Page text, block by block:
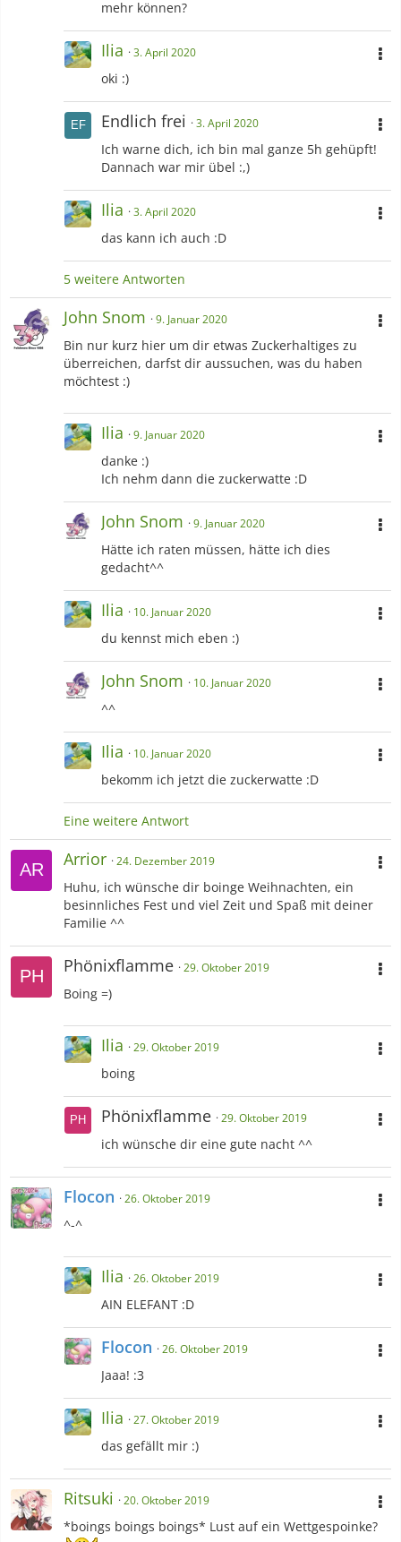
mehr können?
Ilia 3. April 2020
oki :)
Endlich frei 3. April 2020
Ich warne dich, ich bin mal ganze 5h gehüpft!
Dannach war mir übel :,)
Ilia 3. April 2020
das kann ich auch :D
5 weitere Antworten
John Snom 9. Januar 2020
Bin nur kurz hier um dir etwas Zuckerhaltiges zu
überreichen, darfst dir aussuchen, was du haben
möchtest :)
Ilia 9. Januar 2020
danke :)
Ich nehm dann die zuckerwatte :D
John Snom 9. Januar 2020
Hätte ich raten müssen, hätte ich dies
gedacht^^
Ilia 10. Januar 2020
du kennst mich eben :)
John Snom 10. Januar 2020
^^
Ilia 10. Januar 2020
bekomm ich jetzt die zuckerwatte :D
Eine weitere Antwort
Arrior 24. Dezember 2019
Huhu, ich wünsche dir boinge Weihnachten, ein
besinnliches Fest und viel Zeit und Spaß mit deiner
Familie ^^
Phönixflamme 29. Oktober 2019
Boing =)
Ilia 29. Oktober 2019
boing
Phönixflamme 29. Oktober 2019
ich wünsche dir eine gute nacht ^^
Flocon 26. Oktober 2019
^-^
Ilia 26. Oktober 2019
AIN ELEFANT :D
Flocon 26. Oktober 2019
Jaaa! :3
Ilia 27. Oktober 2019
das gefällt mir :)
Ritsuki 20. Oktober 2019
*boings boings boings* Lust auf ein Wettgespoinke?